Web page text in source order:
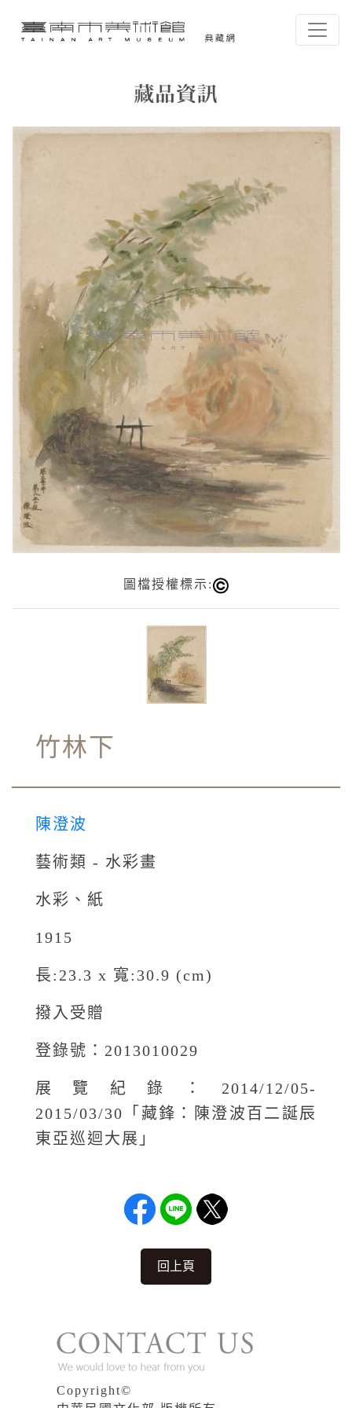
臺南市美術館-典藏網
網頁導覽
圖檔授權標示:
竹林下
陳澄波
藝術類 - 水彩畫
水彩、紙
1915
長:23.3 x 寬:30.9 (cm)
撥入受贈
登錄號：2013010029
展覽紀錄：2014/12/05-
2015/03/30「藏鋒：陳澄波百二誕辰
東亞巡迴大展」
回上頁
Copyright©